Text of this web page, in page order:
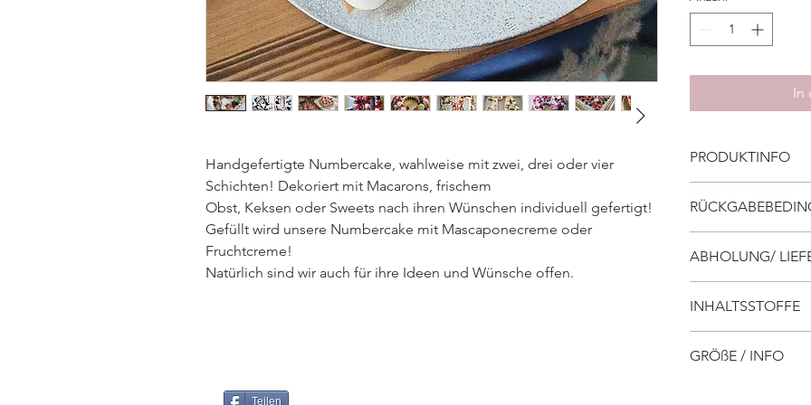
Handgefertigte Numbercake, wahlweise mit zwei, drei oder vier
Schichten! Dekoriert mit Macarons, frischem
Obst, Keksen oder Sweets nach ihren Wünschen individuell gefertigt!
Gefüllt wird unsere Numbercake mit Mascaponecreme oder
Fruchtcreme!
Natürlich sind wir auch für ihre Ideen und Wünsche offen.
In
PRODUKTINFO
Zusatzstoffenliste
ABHOLUNG/
oder
Lieferung im
30,- €
Abhol- und
INHALTSSTOFFE
Macarpone, Sahne,
GRÖßE / INFO
Teilen